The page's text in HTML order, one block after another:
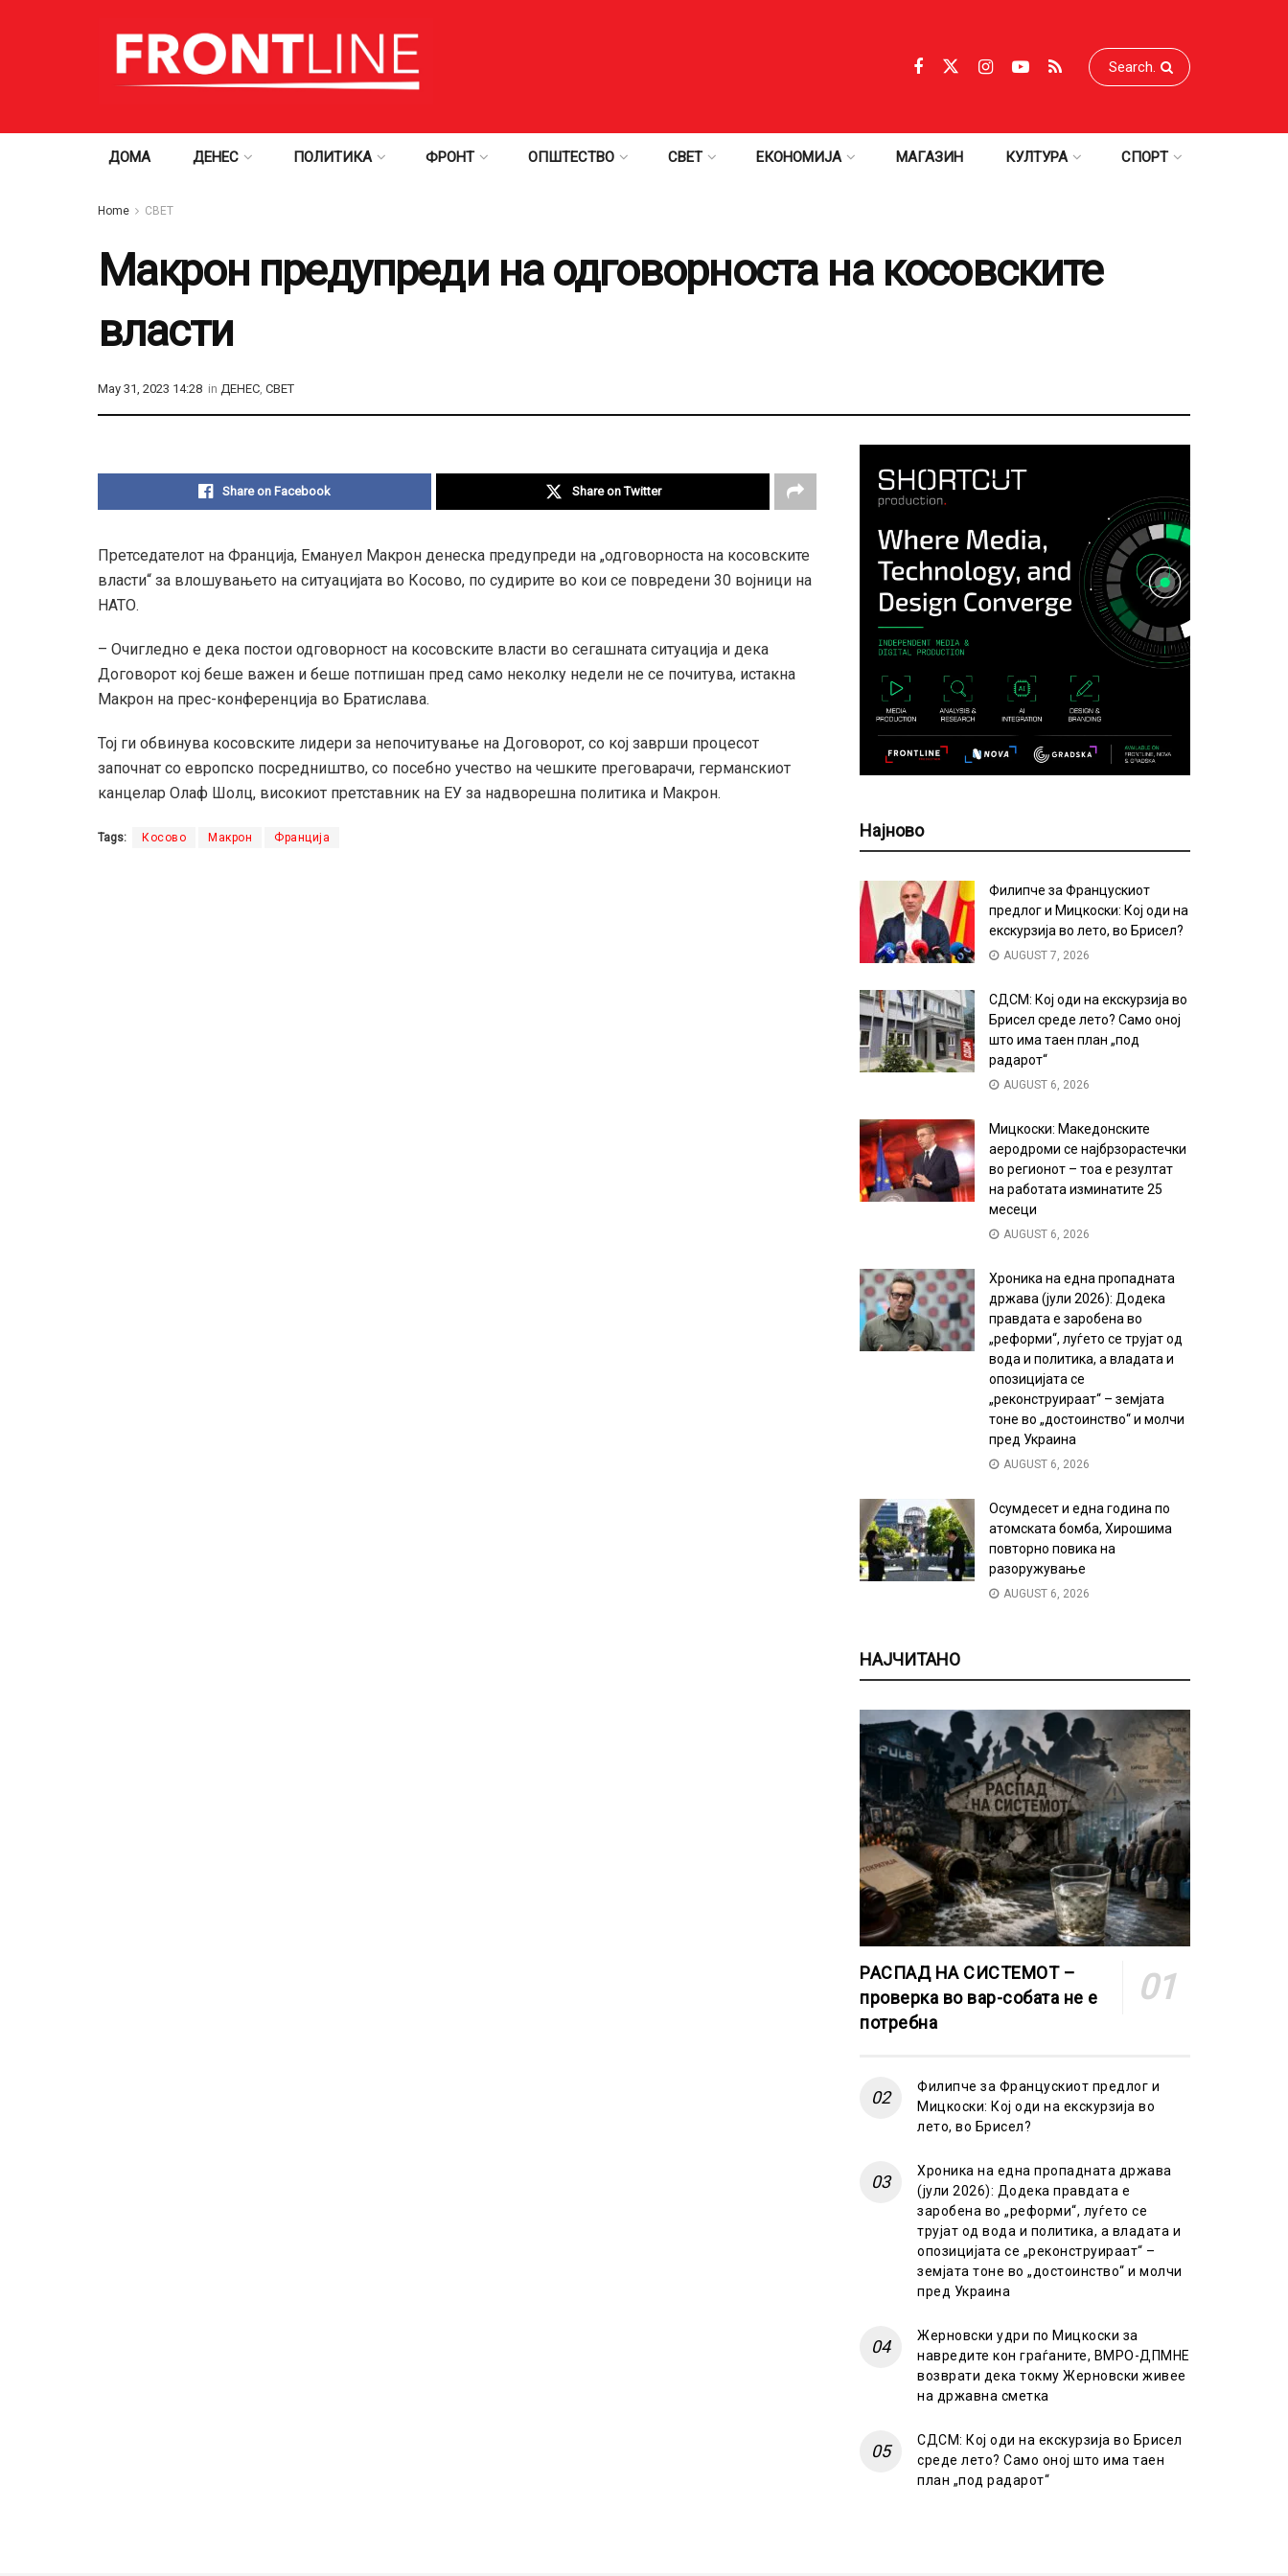
ДОМА ДЕНЕС ПОЛИТИКА ФРОНТ ОПШТЕСТВО СВЕТ ЕКОНОМИЈА МАГАЗИН КУЛТУРА СПОРТ
Home СВЕТ
Макрон предупреди на одговорноста на косовските
власти
May 31, 2023 14:28 in ДЕНЕС, СВЕТ
Share on Facebook Share on Twitter
Претседателот на Франција, Емануел Макрон денеска предупреди на „одговорноста на косовските
власти“ за влошувањето на ситуацијата во Косово, по судирите во кои се повредени 30 војници на
НАТО.
– Очигледно е дека постои одговорност на косовските власти во сегашната ситуација и дека
Договорот кој беше важен и беше потпишан пред само неколку недели не се почитува, истакна
Макрон на прес-конференција во Братислава.
Тој ги обвинува косовските лидери за непочитување на Договорот, со кој заврши процесот
започнат со европско посредништво, со посебно учество на чешките преговарачи, германскиот
канцелар Олаф Шолц, високиот претставник на ЕУ за надворешна политика и Макрон.
Tags: Косово Макрон Франција Најново
Филипче за Францускиот
предлог и Мицкоски: Кој оди на
екскурзија во лето, во Брисел?
AUGUST 7, 2026
СДСМ: Кој оди на екскурзија во
Брисел среде лето? Само оној
што има таен план „под
радарот“
AUGUST 6, 2026
Мицкоски: Македонските
аеродроми се најбрзорастечки
во регионот – тоа е резултат
на работата изминатите 25
месеци
AUGUST 6, 2026
Хроника на една пропадната
држава (јули 2026): Додека
правдата е заробена во
„реформи“, луѓето се трујат од
вода и политика, а владата и
опозицијата се
„реконструираат“ – земјата
тоне во „достоинство“ и молчи
пред Украина
AUGUST 6, 2026
Осумдесет и една година по
атомската бомба, Хирошима
повторно повика на
разоружување
AUGUST 6, 2026
НАЈЧИТАНО
РАСПАД НА СИСТЕМОТ –
проверка во вар-собата не е
потребна
Филипче за Францускиот предлог и
Мицкоски: Кој оди на екскурзија во
лето, во Брисел?
Хроника на една пропадната држава
(јули 2026): Додека правдата е
заробена во „реформи“, луѓето се
трујат од вода и политика, а владата и
опозицијата се „реконструираат“ –
земјата тоне во „достоинство“ и молчи
пред Украина
Жерновски удри по Мицкоски за
навредите кон граѓаните, ВМРО-ДПМНЕ
возврати дека токму Жерновски живее
на државна сметка
СДСМ: Кој оди на екскурзија во Брисел
среде лето? Само оној што има таен
план „под радарот“